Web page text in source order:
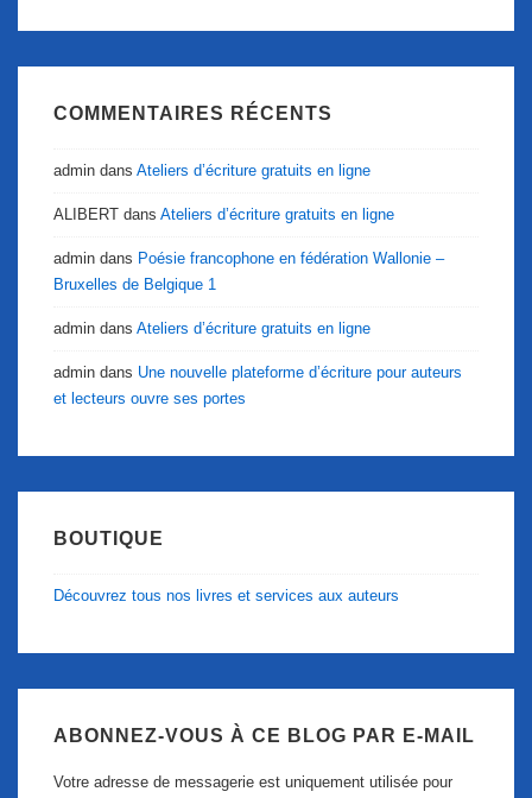
COMMENTAIRES RÉCENTS
admin dans Ateliers d’écriture gratuits en ligne
ALIBERT dans Ateliers d’écriture gratuits en ligne
admin dans Poésie francophone en fédération Wallonie –
Bruxelles de Belgique 1
admin dans Ateliers d’écriture gratuits en ligne
admin dans Une nouvelle plateforme d’écriture pour auteurs
et lecteurs ouvre ses portes
BOUTIQUE
Découvrez tous nos livres et services aux auteurs
ABONNEZ-VOUS À CE BLOG PAR E-MAIL
Votre adresse de messagerie est uniquement utilisée pour